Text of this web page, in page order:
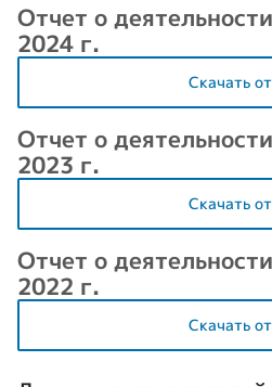
Отчет о
2024 г.
Скачать
Отчет о
2023 г.
Скачать
Отчет о
2022 г.
Скачать